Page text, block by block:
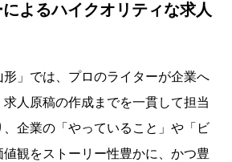
よるハイクオリティな求人
形」では、プロのライターが企業へ
人原稿の作成までを一貫して担当
、企業の「やっていること」や「ビ
観をストーリー性豊かに、かつ豊